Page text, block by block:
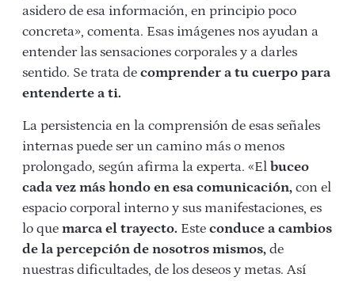
asidero de esa información, en principio poco
concreta», comenta. Esas imágenes nos ayudan a
entender las sensaciones corporales y a darles
sentido. Se trata de comprender a tu cuerpo para
entenderte a ti.
La persistencia en la comprensión de esas señales
internas puede ser un camino más o menos
prolongado, según afirma la experta. «El buceo
cada vez más hondo en esa comunicación, con el
espacio corporal interno y sus manifestaciones, es
lo que marca el trayecto. Este conduce a cambios
de la percepción de nosotros mismos, de
nuestras dificultades, de los deseos y metas. Así